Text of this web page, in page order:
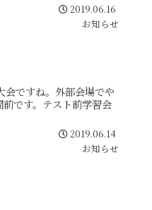
2019.06.16
お知らせ
ですね。外部会場でや
です。テスト前学習会
2019.06.14
お知らせ